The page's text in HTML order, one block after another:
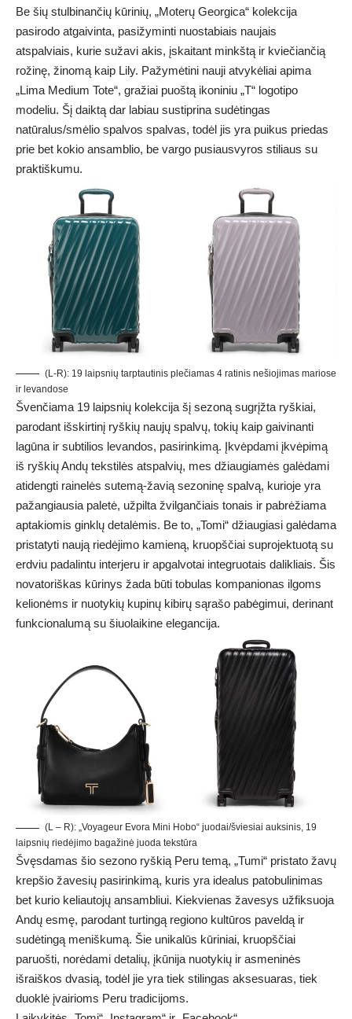
Be šių stulbinančių kūrinių, „Moterų Georgica“ kolekcija
pasirodo atgaivinta, pasižyminti nuostabiais naujais
atspalviais, kurie sužavi akis, įskaitant minkštą ir kviečiančią
rožinę, žinomą kaip Lily. Pažymėtini nauji atvykėliai apima
„Lima Medium Tote“, gražiai puoštą ikoniniu „T“ logotipo
modeliu. Šį daiktą dar labiau sustiprina sudėtingas
natūralus/smėlio spalvos spalvas, todėl jis yra puikus priedas
prie bet kokio ansamblio, be vargo pusiausvyros stiliaus su
praktiškumu.
(L-R): 19 laipsnių tarptautinis plečiamas 4 ratinis nešiojimas mariose
ir levandose
Švenčiama 19 laipsnių kolekcija šį sezoną sugrįžta ryškiai,
parodant išskirtinį ryškių naujų spalvų, tokių kaip gaivinanti
lagūna ir subtilios levandos, pasirinkimą. Įkvėpdami įkvėpimą
iš ryškių Andų tekstilės atspalvių, mes džiaugiamės galėdami
atidengti rainelės sutemą-žavią sezoninę spalvą, kurioje yra
pažangiausia paletė, užpilta žvilgančiais tonais ir pabrėžiama
aptakiomis ginklų detalėmis. Be to, „Tomi“ džiaugiasi galėdama
pristatyti naują riedėjimo kamieną, kruopščiai suprojektuotą su
erdviu padalintu interjeru ir apgalvotai integruotais dalikliais. Šis
novatoriškas kūrinys žada būti tobulas kompanionas ilgoms
kelionėms ir nuotykių kupinų kibirų sąrašo pabėgimui, derinant
funkcionalumą su šiuolaikine elegancija.
(L – R): „Voyageur Evora Mini Hobo“ juodai/šviesiai auksinis, 19
laipsnių riedėjimo bagažinė juoda tekstūra
Švęsdamas šio sezono ryškią Peru temą, „Tumi“ pristato žavų
krepšio žavesių pasirinkimą, kuris yra idealus patobulinimas
bet kurio keliautojų ansambliui. Kiekvienas žavesys užfiksuoja
Andų esmę, parodant turtingą regiono kultūros paveldą ir
sudėtingą meniškumą. Šie unikalūs kūriniai, kruopščiai
paruošti, norėdami detalių, įkūnija nuotykių ir asmeninės
išraiškos dvasią, todėl jie yra tiek stilingas aksesuaras, tiek
duoklė įvairioms Peru tradicijoms.